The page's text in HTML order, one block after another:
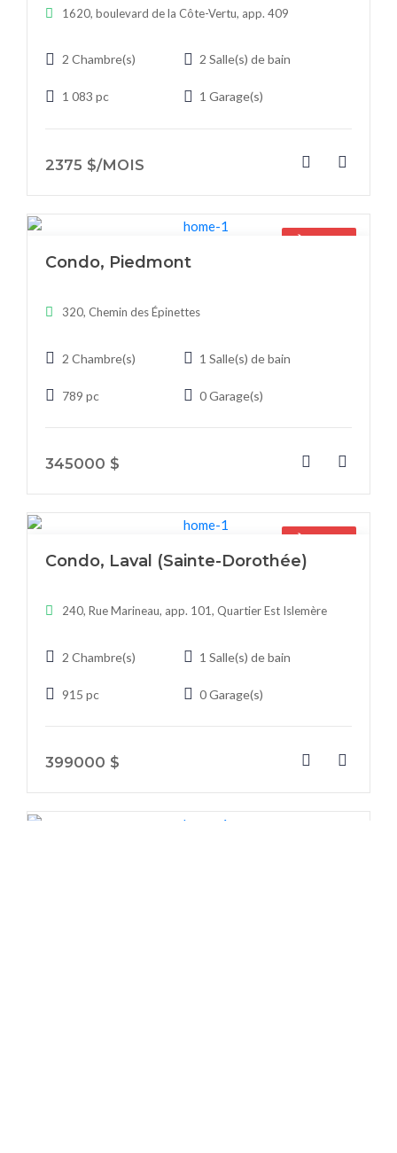
1620, boulevard de la Côte-Vertu, app. 409
2 Chambre(s) 2 Salle(s) de bain
1 083 pc 1 Garage(s)
2375 $/MOIS
Condo, Piedmont
320, Chemin des Épinettes
2 Chambre(s) 1 Salle(s) de bain
789 pc 0 Garage(s)
345000 $
Condo, Laval (Sainte-Dorothée)
240, Rue Marineau, app. 101, Quartier Est Islemère
2 Chambre(s) 1 Salle(s) de bain
915 pc 0 Garage(s)
399000 $